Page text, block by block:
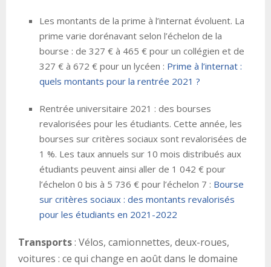
Les montants de la prime à l’internat évoluent. La
prime varie dorénavant selon l’échelon de la
bourse : de 327 € à 465 € pour un collégien et de
327 € à 672 € pour un lycéen : Prime à l’internat :
quels montants pour la rentrée 2021 ?
Rentrée universitaire 2021 : des bourses
revalorisées pour les étudiants. Cette année, les
bourses sur critères sociaux sont revalorisées de
1 %. Les taux annuels sur 10 mois distribués aux
étudiants peuvent ainsi aller de 1 042 € pour
l’échelon 0 bis à 5 736 € pour l’échelon 7 : Bourse
sur critères sociaux : des montants revalorisés
pour les étudiants en 2021-2022
Transports: Vélos, camionnettes, deux-roues,
voitures : ce qui change en août dans le domaine